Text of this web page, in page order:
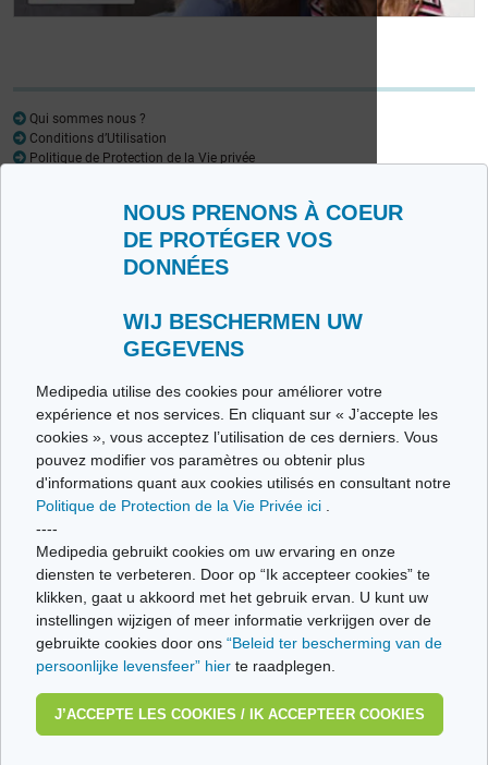
NOUS PRENONS À COEUR
DE PROTÉGER VOS
DONNÉES
WIJ BESCHERMEN UW
GEGEVENS
Medipedia utilise des cookies pour améliorer votre
expérience et nos services. En cliquant sur « J’accepte les
cookies », vous acceptez l’utilisation de ces derniers. Vous
pouvez modifier vos paramètres ou obtenir plus
d'informations quant aux cookies utilisés en consultant notre
Politique de Protection de la Vie Privée ici
----
Medipedia gebruikt cookies om uw ervaring en onze
diensten te verbeteren. Door op “Ik accepteer cookies” te
klikken, gaat u akkoord met het gebruik ervan. U kunt uw
instellingen wijzigen of meer informatie verkrijgen over de
gebruikte cookies door ons “Beleid ter bescherming van de
persoonlijke levensfeer” hier te raadplegen.
J’ACCEPTE LES COOKIES / IK ACCEPTEER COOKIES
Qui sommes nous ?
Conditions d’Utilisation
Politique de Protection de la Vie privée
Toutes les thématiques
Ce site respecte les principes de la charte HON Code.
© Vivio sa, 2014-2026 - Tous droits réservés | Avenue Gustave Demeylaan 57 -
1160 Brussels